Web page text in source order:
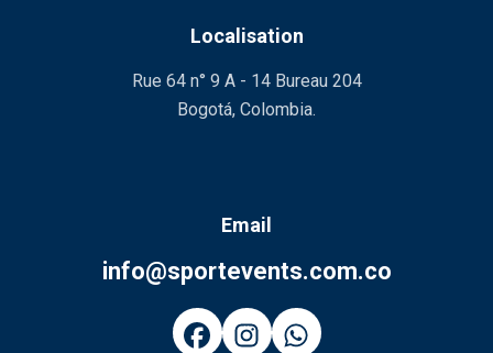
Localisation
Rue 64 n° 9 A - 14 Bureau 204
Bogotá, Colombia.
Email
info@sportevents.com.co